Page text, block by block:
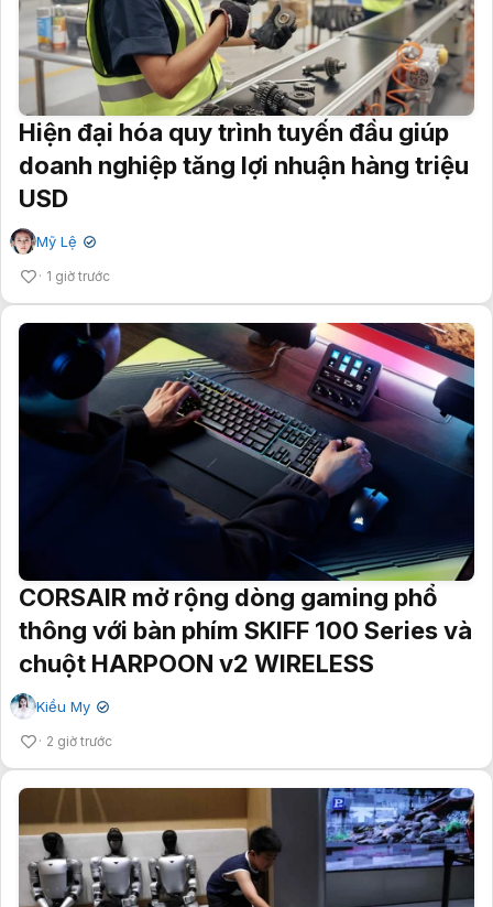
Hiện đại hóa quy trình tuyến đầu giúp
doanh nghiệp tăng lợi nhuận hàng triệu
USD
Mỹ Lệ ✔
1 giờ trước
CORSAIR mở rộng dòng gaming phổ
thông với bàn phím SKIFF 100 Series và
chuột HARPOON v2 WIRELESS
Kiều My ✔
2 giờ trước